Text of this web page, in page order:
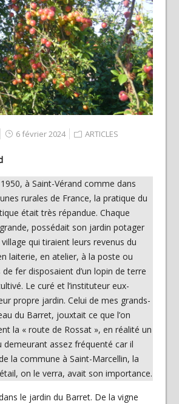
6 février 2024 ARTICLES
à Saint-Vérand comme dans
rurales de France, la pratique du
était très répandue. Chaque
possédait son jardin potager
qui tiraient leurs revenus du
laiterie, en atelier, à la poste ou
fer disposaient d’un lopin de terre
Le curé et l’instituteur eux-
propre jardin. Celui de mes grands-
du Barret, jouxtait ce que l’on
la « route de Rossat », en réalité un
demeurant assez fréquenté car il
la commune à Saint-Marcellin, la
on le verra, avait son importance.
le jardin du Barret. De la vigne